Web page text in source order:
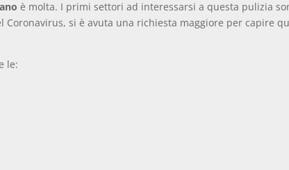
è molta. I primi settori ad interessarsi a questa pulizia
si è avuta una richiesta maggiore per capire
le: